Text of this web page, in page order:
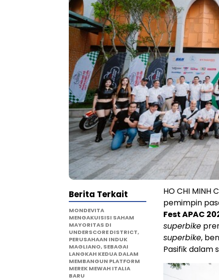
HO CHI MINH
pemimpin
Fest APAC
superbike
superbike,
Pasifik dalam
Berita Terkait
MONDEVITA
MENGAKUISISI SAHAM
MAYORITAS DI
UNDERSCORE DISTRICT,
PERUSAHAAN INDUK
MAGLIANO, SEBAGAI
LANGKAH KEDUA DALAM
MEMBANGUN PLATFORM
MEREK MEWAH ITALIA
BARU